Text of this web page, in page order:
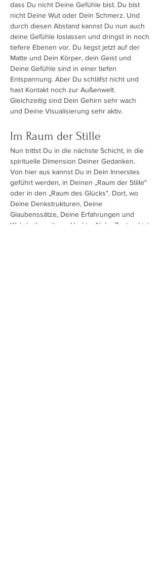
dass Du nicht Deine Gefühle bist. Du bist
nicht Deine Wut oder Dein Schmerz. Und
durch diesen Abstand kannst Du nun auch
deine Gefühle loslassen und dringst in noch
tiefere Ebenen vor. Du liegst jetzt auf der
Matte und Dein Körper, dein Geist und
Deine Gefühle sind in einer tiefen
Entspannung. Aber Du schläfst nicht und
hast Kontakt noch zur Außenwelt.
Gleichzeitig sind Dein Gehirn sehr wach
und Deine Visualisierung sehr aktiv.
Im Raum der Stille
Nun trittst Du in die nächste Schicht, in die
spirituelle Dimension Deiner Gedanken.
Von hier aus kannst Du in Dein Innerstes
geführt werden, in Deinen „Raum der Stille"
oder in den „Raum des Glücks". Dort, wo
Deine Denkstrukturen, Deine
Glaubenssätze, Deine Erfahrungen und
Wahrheiten sitzen. Und im Alpha-Zustand ist